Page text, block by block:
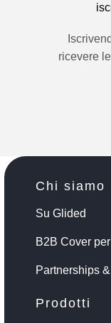
ricevere le
Chi siamo
Su Glided
B2B Cover
Partnerships
Prodotti